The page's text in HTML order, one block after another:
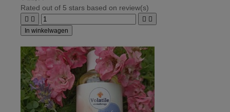
Rated out of 5 stars based on review(s)
   
In winkelwagen